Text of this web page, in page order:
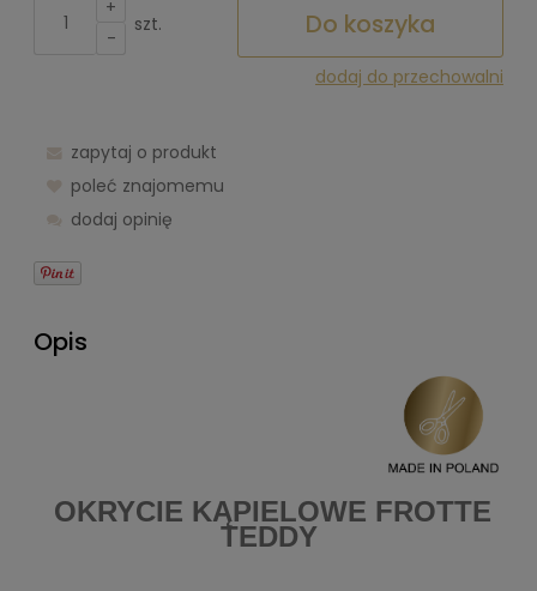
+
-
szt. Do koszyka
dodaj do przechowalni
zapytaj o produkt
poleć znajomemu
dodaj opinię
Opis
OKRYCIE KĄPIELOWE FROTTE
TEDDY